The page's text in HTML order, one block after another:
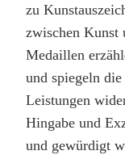
zu
zwischen Kunst
Medaillen
und spiegeln
Leistungen
Hingabe und
und gewürdigt